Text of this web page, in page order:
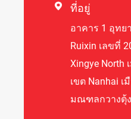
 ที่อยู่
อาคาร 1 อุทย
Ruixin เลขที่
Xingye North
เขต Nanhai เ
มณฑลกวางตุ้